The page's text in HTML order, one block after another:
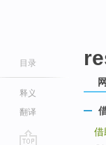
目录
释义
翻译
借